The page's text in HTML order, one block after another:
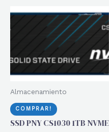
Almacenamiento
COMPRAR!
SSD PNY CS1030 1TB NVME